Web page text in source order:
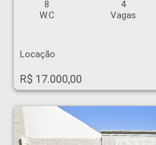
8
W.C
4
Vagas
Locação
R$ 17.000,00